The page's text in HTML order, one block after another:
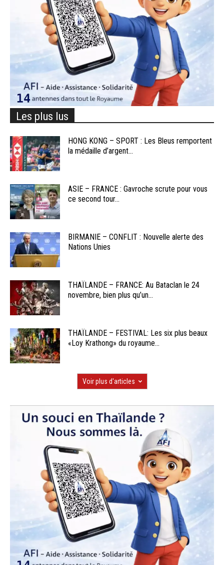
Les plus lus
HONG KONG – SPORT : Les Bleus remportent
la médaille d’argent...
ASIE – FRANCE : Gavroche scrute pour vous
ce second tour...
BIRMANIE – CONFLIT : Nouvelle alerte des
Nations Unies
THAÏLANDE – FRANCE: Au Bataclan le 24
novembre, bien plus qu’un...
THAÏLANDE – FESTIVAL: Les six plus beaux
«Loy Krathong» du royaume...
Voir plus d'articles